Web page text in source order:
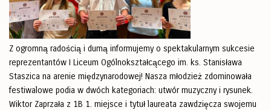
Z ogromną radością i dumą informujemy o spektakularnym sukcesie
reprezentantów I Liceum Ogólnokształcącego im. ks. Stanisława
Staszica na arenie międzynarodowej! Nasza młodzież zdominowała
festiwalowe podia w dwóch kategoriach: utwór muzyczny i rysunek.
Wiktor Zaprzała z 1B 1. miejsce i tytuł laureata zawdzięcza swojemu